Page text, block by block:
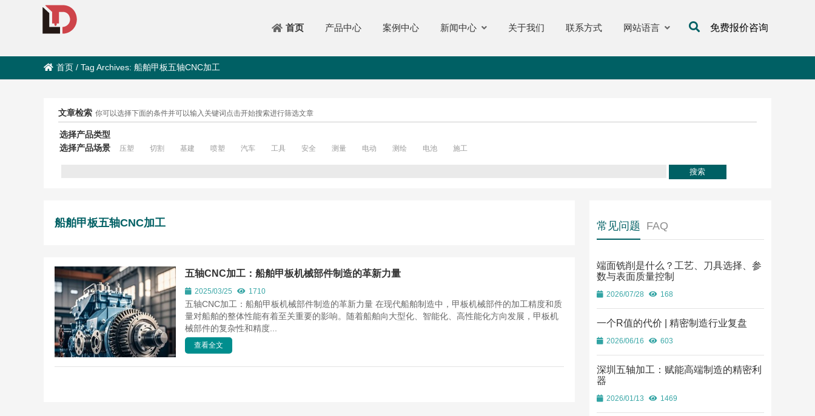
首页 产品中心 案例中心 新闻中心 关于我们 联系方式 网站语言 免费报价咨询
首页 / Tag Archives: 船舶甲板五轴CNC加工
文章检索 你可以选择下面的条件并可以输入关键词点击开始搜索进行筛选文章
选择产品类型
选择产品场景
压塑 切割 基建 喷塑 汽车 工具 安全 测量 电动 测绘 电池 施工
船舶甲板五轴CNC加工
五轴CNC加工：船舶甲板机械部件制造的革新力量
2025/03/25 1710
五轴CNC加工：船舶甲板机械部件制造的革新力量 在现代船舶制造中，甲板机械部件的加工精度和质
量对船舶的整体性能有着至关重要的影响。随着船舶向大型化、智能化、高性能化方向发展，甲板机
械部件的复杂性和精度...
查看全文
常见问题 FAQ
端面铣削是什么？工艺、刀具选择、参
数与表面质量控制
2026/07/28 168
一个R值的代价 | 精密制造行业复盘
2026/06/16 603
深圳五轴加工：赋能高端制造的精密利
器
2026/01/13 1469